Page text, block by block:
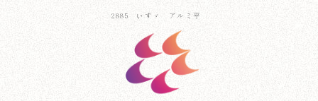
2885 いすゞ アルミ平